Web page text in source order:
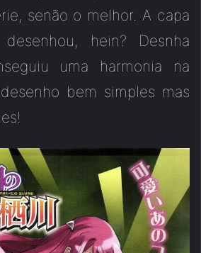
senão o melhor. A capa
hein? Desnha
uma harmonia na
bem simples mas